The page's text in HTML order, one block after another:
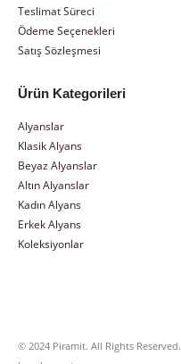
Teslimat Süreci
Ödeme Seçenekleri
Satış Sözleşmesi
Ürün Kategorileri
Alyanslar
Klasik Alyans
Beyaz Alyanslar
Altın Alyanslar
Kadın Alyans
Erkek Alyans
Koleksiyonlar
© 2024 Piramit. All Rights Reserved.